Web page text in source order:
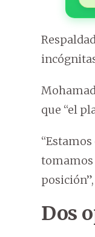
que “el
tomamos
Dos